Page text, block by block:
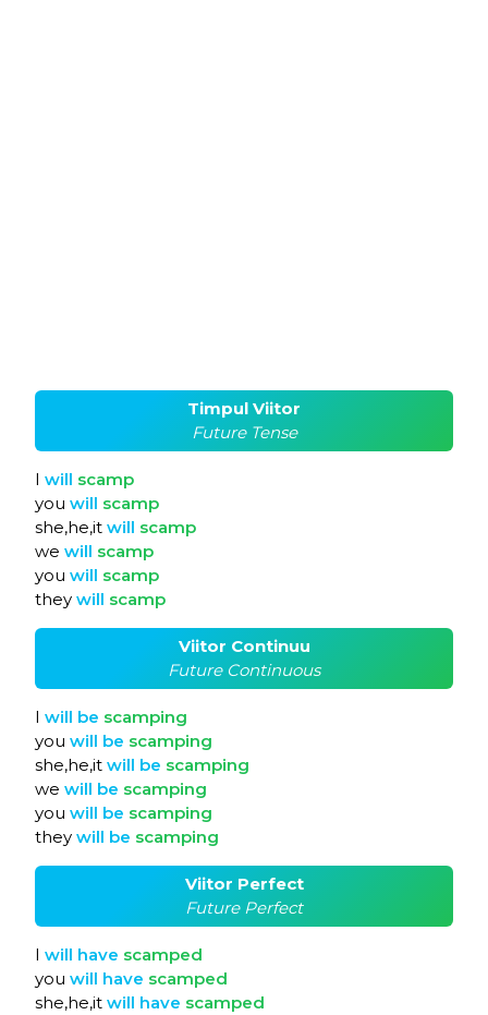
Timpul Viitor
Future Tense
I will scamp
you will scamp
she,he,it will scamp
we will scamp
you will scamp
they will scamp
Viitor Continuu
Future Continuous
I will be scamping
you will be scamping
she,he,it will be scamping
we will be scamping
you will be scamping
they will be scamping
Viitor Perfect
Future Perfect
I will have scamped
you will have scamped
she,he,it will have scamped